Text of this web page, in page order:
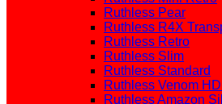
Ruthless Pear
Ruthless R4X
Ruthless Retro
Ruthless Slim
Ruthless Standard
Ruthless Venom
Ruthless Amazon